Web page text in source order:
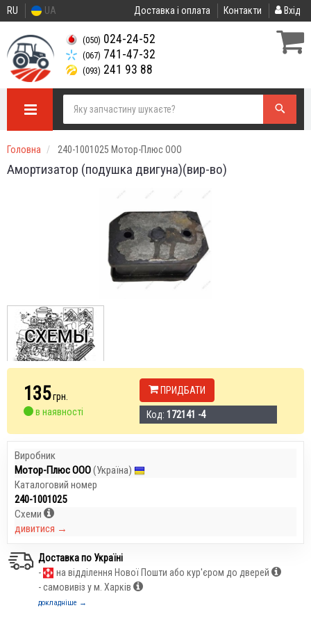
RU UA Доставка і оплата Контакти Вхід
(050) 024-24-52
(067) 741-47-32
(093) 241 93 88
Головна 240-1001025 Мотор-Плюс ООО
Амортизатор (подушка двигуна)(вир-во)
135грн.
в наявності
ПРИДБАТИ
Код: 172141 -4
Виробник
Мотор-Плюс ООО(Україна)
Каталоговий номер
240-1001025
Схеми
дивитися →
Доставка по Україні
-
на відділення Нової Пошти або кур'єром до дверей
- самовивіз у м. Харків
докладніше →